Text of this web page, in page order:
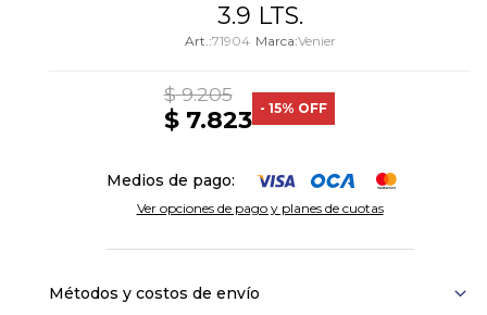
3.9 LTS.
71904 Venier
$ 7.823
$ 9.205
15
Medios de pago:
Ver opciones de pago y planes de cuotas
Métodos y costos de envío